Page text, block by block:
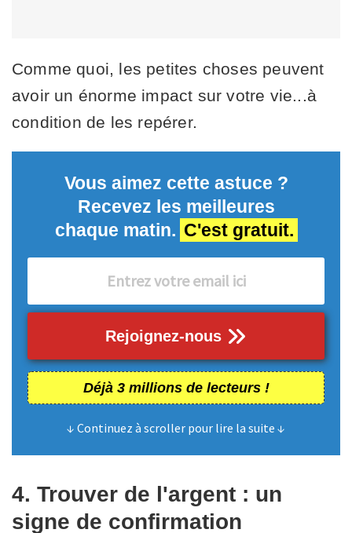
Comme quoi, les petites choses peuvent
avoir un énorme impact sur votre vie...à
condition de les repérer.
Vous aimez cette astuce ?
Recevez les meilleures
chaque matin. C'est gratuit.
Rejoignez-nous
Déjà 3 millions de lecteurs !
↓ Continuez à scroller pour lire la suite ↓
4. Trouver de l'argent : un
signe de confirmation